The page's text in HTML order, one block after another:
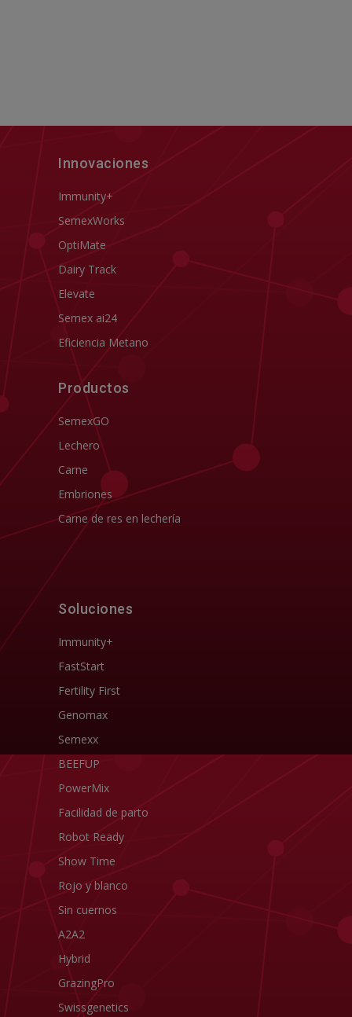
Innovaciones
Immunity+
SemexWorks
OptiMate
Dairy Track
Elevate
Semex ai24
Eficiencia Metano
Productos
SemexGO
Lechero
Carne
Embriones
Carne de res en lechería
Soluciones
Immunity+
FastStart
Fertility First
Genomax
Semexx
BEEFUP
PowerMix
Facilidad de parto
Robot Ready
Show Time
Rojo y blanco
Sin cuernos
A2A2
Hybrid
GrazingPro
Swissgenetics